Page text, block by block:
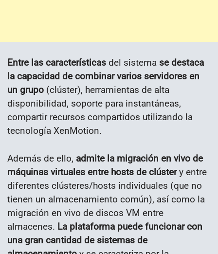
Entre las características del sistema se destaca
la capacidad de combinar varios servidores en
un grupo (clúster), herramientas de alta
disponibilidad, soporte para instantáneas,
compartir recursos compartidos utilizando la
tecnología XenMotion.
Además de ello, admite la migración en vivo de
máquinas virtuales entre hosts de clústery entre
diferentes clústeres/hosts individuales (que no
tienen un almacenamiento común), así como la
migración en vivo de discos VM entre
almacenes. La plataforma puede funcionar con
una gran cantidad de sistemas de